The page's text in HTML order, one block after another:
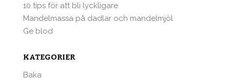
10 tips för att bli lyckligare
Mandelmassa på dadlar och mandelmjöl
Ge blod
KATEGORIER
Baka